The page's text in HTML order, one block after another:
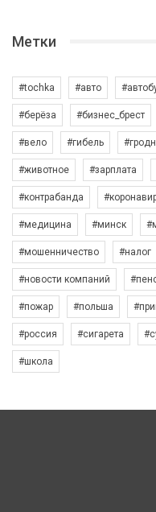
Метки
#tochka #авто
#берёза #бизнес_брест
#вело #гибель
#животное #зарплата
#контрабанда
#медицина #минск
#мошенничество #налог
#новости компаний
#пожар #польша
#россия #сигарета
#школа